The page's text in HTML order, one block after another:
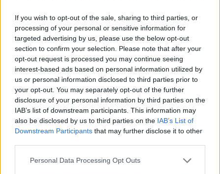
If you wish to opt-out of the sale, sharing to third parties, or
processing of your personal or sensitive information for
targeted advertising by us, please use the below opt-out
section to confirm your selection. Please note that after your
opt-out request is processed you may continue seeing
interest-based ads based on personal information utilized by
us or personal information disclosed to third parties prior to
your opt-out. You may separately opt-out of the further
disclosure of your personal information by third parties on the
IAB’s list of downstream participants. This information may
also be disclosed by us to third parties on the IAB’s List of
Downstream Participants that may further disclose it to other
Please note that this website/app uses one or more Google
Personal Data Processing Opt Outs